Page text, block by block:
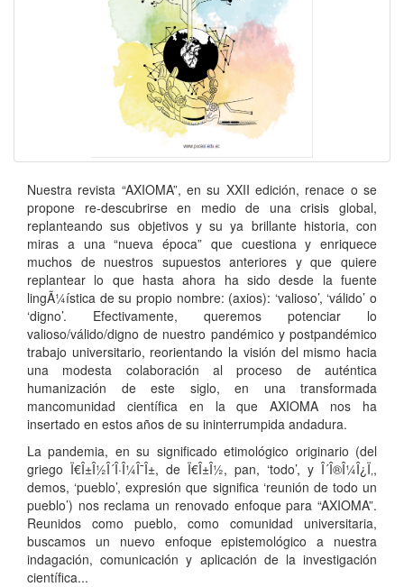
Nuestra revista “AXIOMA”, en su XXII edición, renace o se
propone re-descubrirse en medio de una crisis global,
replanteando sus objetivos y su ya brillante historia, con
miras a una “nueva época” que cuestiona y enriquece
muchos de nuestros supuestos anteriores y que quiere
replantear lo que hasta ahora ha sido desde la fuente
lingÃ¼ística de su propio nombre: (axios): ‘valioso’, ‘válido’ o
‘digno’. Efectivamente, queremos potenciar lo
valioso/válido/digno de nuestro pandémico y postpandémico
trabajo universitario, reorientando la visión del mismo hacia
una modesta colaboración al proceso de auténtica
humanización de este siglo, en una transformada
mancomunidad científica en la que AXIOMA nos ha
insertado en estos años de su ininterrumpida andadura.
La pandemia, en su significado etimológico originario (del
griego Ï€Î±Î½Î´Î·Î¼Î¯Î±, de Ï€Î±Î½, pan, ‘todo’, y Î´Î®Î¼Î¿Ï‚,
demos, ‘pueblo’, expresión que significa ‘reunión de todo un
pueblo’) nos reclama un renovado enfoque para “AXIOMA”.
Reunidos como pueblo, como comunidad universitaria,
buscamos un nuevo enfoque epistemológico a nuestra
indagación, comunicación y aplicación de la investigación
científica...